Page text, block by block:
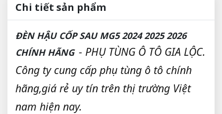
Chi tiết sản phẩm
ĐÈN HẬU CỐP SAU MG5 2024 2025 2026
CHÍNH HÃNG - PHỤ TÙNG Ô TÔ GIA LỘC.
Công ty cung cấp phụ tùng ô tô chính
hãng,giá rẻ uy tín trên thị trường Việt
nam hiện nay.